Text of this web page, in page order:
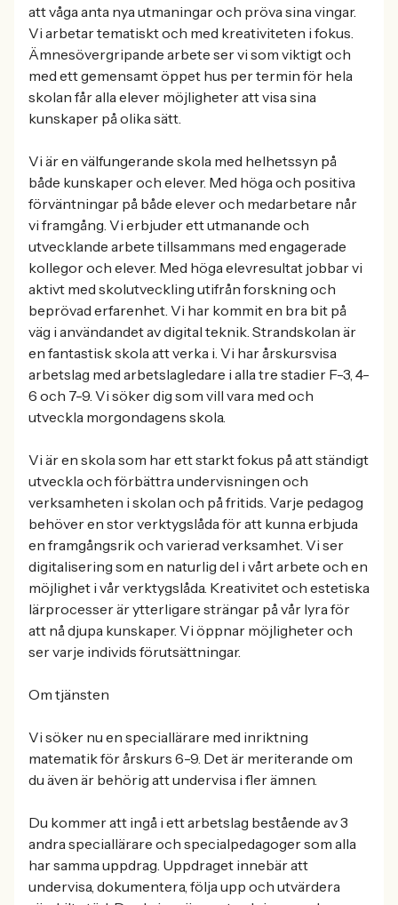
att våga anta nya utmaningar och pröva sina vingar.
Vi arbetar tematiskt och med kreativiteten i fokus.
Ämnesövergripande arbete ser vi som viktigt och
med ett gemensamt öppet hus per termin för hela
skolan får alla elever möjligheter att visa sina
kunskaper på olika sätt.
Vi är en välfungerande skola med helhetssyn på
både kunskaper och elever. Med höga och positiva
förväntningar på både elever och medarbetare når
vi framgång. Vi erbjuder ett utmanande och
utvecklande arbete tillsammans med engagerade
kollegor och elever. Med höga elevresultat jobbar vi
aktivt med skolutveckling utifrån forskning och
beprövad erfarenhet. Vi har kommit en bra bit på
väg i användandet av digital teknik. Strandskolan är
en fantastisk skola att verka i. Vi har årskursvisa
arbetslag med arbetslagledare i alla tre stadier F-3, 4-
6 och 7-9. Vi söker dig som vill vara med och
utveckla morgondagens skola.
Vi är en skola som har ett starkt fokus på att ständigt
utveckla och förbättra undervisningen och
verksamheten i skolan och på fritids. Varje pedagog
behöver en stor verktygslåda för att kunna erbjuda
en framgångsrik och varierad verksamhet. Vi ser
digitalisering som en naturlig del i vårt arbete och en
möjlighet i vår verktygslåda. Kreativitet och estetiska
lärprocesser är ytterligare strängar på vår lyra för
att nå djupa kunskaper. Vi öppnar möjligheter och
ser varje individs förutsättningar.
Om tjänsten
Vi söker nu en speciallärare med inriktning
matematik för årskurs 6-9. Det är meriterande om
du även är behörig att undervisa i fler ämnen.
Du kommer att ingå i ett arbetslag bestående av 3
andra speciallärare och specialpedagoger som alla
har samma uppdrag. Uppdraget innebär att
undervisa, dokumentera, följa upp och utvärdera